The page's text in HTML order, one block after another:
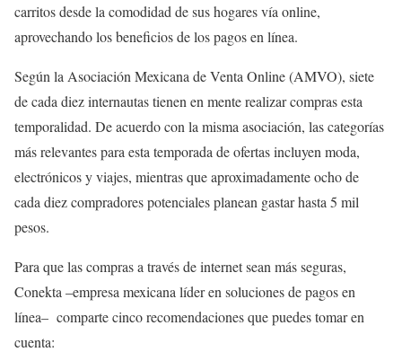
carritos desde la comodidad de sus hogares vía online,
aprovechando los beneficios de los pagos en línea.
Según la Asociación Mexicana de Venta Online (AMVO), siete
de cada diez internautas tienen en mente realizar compras esta
temporalidad. De acuerdo con la misma asociación, las categorías
más relevantes para esta temporada de ofertas incluyen moda,
electrónicos y viajes, mientras que aproximadamente ocho de
cada diez compradores potenciales planean gastar hasta 5 mil
pesos.
Para que las compras a través de internet sean más seguras,
Conekta –empresa mexicana líder en soluciones de pagos en
línea– comparte cinco recomendaciones que puedes tomar en
cuenta: